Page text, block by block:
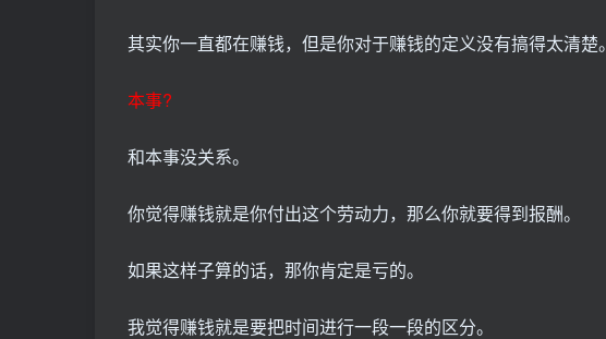
其实你一直都在赚钱，但是你对于赚钱的定义没有搞得太清楚。
本事?
和本事没关系。
你觉得赚钱就是你付出这个劳动力，那么你就要得到报酬。
如果这样子算的话，那你肯定是亏的。
我觉得赚钱就是要把时间进行一段一段的区分。